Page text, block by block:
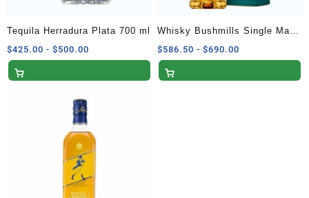
Tequila Herradura Plata 700 ml
$425.00 - $500.00
de
$500.00
Whisky Bushmills Single Malt
10 Años 750 ml
$586.50 - $690.00
de